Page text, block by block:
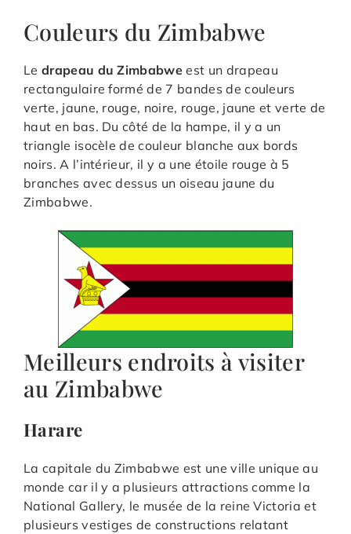
Couleurs du Zimbabwe
Le drapeau du Zimbabwe est un drapeau
rectangulaire formé de 7 bandes de couleurs
verte, jaune, rouge, noire, rouge, jaune et verte de
haut en bas. Du côté de la hampe, il y a un
triangle isocèle de couleur blanche aux bords
noirs. A l’intérieur, il y a une étoile rouge à 5
branches avec dessus un oiseau jaune du
Zimbabwe.
Meilleurs endroits à visiter
au Zimbabwe
Harare
La capitale du Zimbabwe est une ville unique au
monde car il y a plusieurs attractions comme la
National Gallery, le musée de la reine Victoria et
plusieurs vestiges de constructions relatant